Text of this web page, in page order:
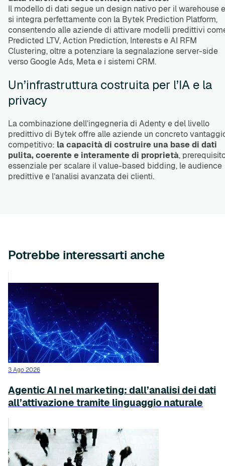
Il modello di dati segue un design nativo per il warehouse e
si integra perfettamente con la Bytek Prediction Platform,
consentendo alle aziende di attivare modelli predittivi
Predicted LTV, Action Prediction, Interests e AI RFM
Clustering, oltre a potenziare la segnalazione server-side
verso Google Ads, Meta e i sistemi CRM.
Un’infrastruttura costruita per l’IA e la
privacy
La combinazione dell’ingegneria di Adenty e del livello
predittivo di Bytek offre alle aziende un concreto
competitivo: la capacità di costruire una base di dati
pulita, coerente e interamente di proprietà,
essenziale per scalare il value-based bidding, le audience
predittive e l’analisi avanzata dei clienti.
Potrebbe interessarti anche
3 Ago 2026
Agentic AI nel marketing: dall’analisi dei dati
all’attivazione tramite linguaggio naturale